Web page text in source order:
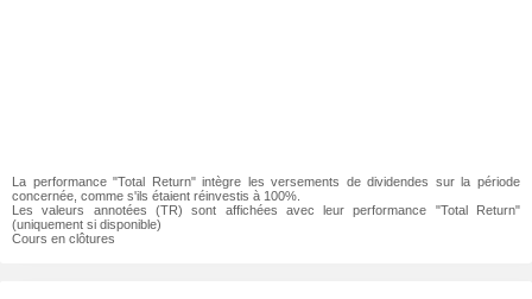
La performance "Total Return" intègre les versements de dividendes sur la période
concernée, comme s'ils étaient réinvestis à 100%.
Les valeurs annotées (TR) sont affichées avec leur performance "Total Return"
(uniquement si disponible)
Cours en clôtures